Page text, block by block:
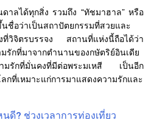
าลได้ทุกสิ่ง รวมถึง “ทัชมาฮาล” หรือ
ชื่อว่าเป็นสถาปัตยกรรมที่สวยและ
งที่วิจิตรบรรจง สถานที่แห่งนี้ถือได้ว่า
กที่มาจากตำนานของกษัตริย์อินเดีย
ามรักที่มั่นคงที่มีต่อพระมเหสี เป็นอีก
กที่เหมาะแก่การมาแสดงความรักและ
นดี? ช่วงเวลาการท่องเที่ยว